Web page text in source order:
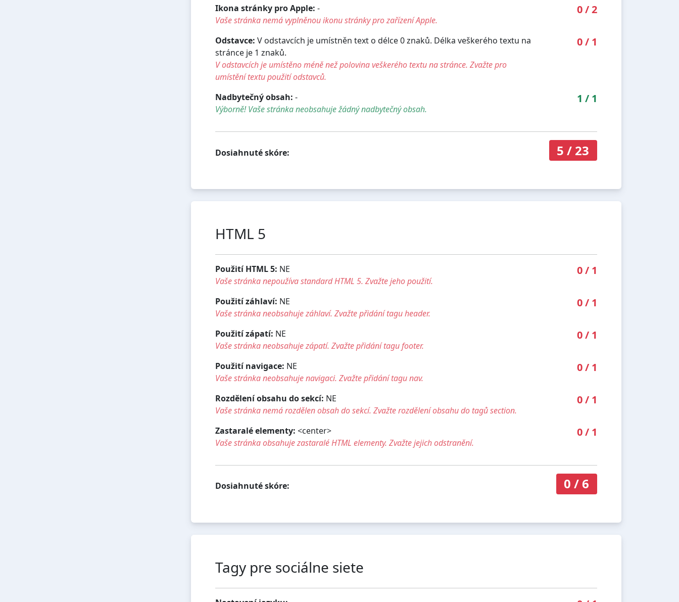
Ikona stránky pro Apple: -
Vaše stránka nemá vyplněnou ikonu stránky pro zařízení Apple.
0/2
Odstavce: V odstavcích je umístněn text o délce 0 znaků. Délka veškerého textu na
stránce je 1 znaků.
V odstavcích je umístěno méně než polovina veškerého textu na stránce. Zvažte pro
umístění textu použití odstavců.
0/ 1
Nadbytečný obsah: -
Výborně! Vaše stránka neobsahuje žádný nadbytečný obsah.
1 / 1
Dosiahnuté skóre: 5 / 23
HTML 5
Použití HTML 5: NE
Vaše stránka nepoužíva standard HTML 5. Zvažte jeho použití.
0/ 1
Použití záhlaví: NE
Vaše stránka neobsahuje záhlaví. Zvažte přidání tagu header.
0/ 1
Použití zápatí: NE
Vaše stránka neobsahuje zápatí. Zvažte přidání tagu footer.
0/ 1
Použití navigace: NE
Vaše stránka neobsahuje navigaci. Zvažte přidání tagu nav.
0/ 1
Rozdělení obsahu do sekcí: NE
Vaše stránka nemá rozdělen obsah do sekcí. Zvažte rozdělení obsahu do tagů section.
0/ 1
Zastaralé elementy: <center>
Vaše stránka obsahuje zastaralé HTML elementy. Zvažte jejich odstranění.
0/ 1
Dosiahnuté skóre: 0 /6
Tagy pre sociálne siete